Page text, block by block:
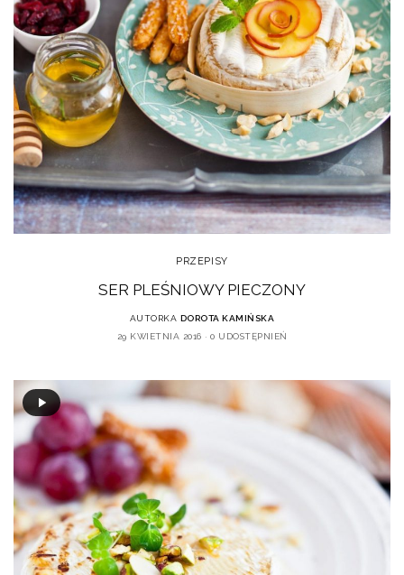
PRZEPISY
SER PLEŚNIOWY PIECZONY
AUTORKA DOROTA KAMIŃSKA
29 KWIETNIA 2016
0 UDOSTĘPNIEŃ